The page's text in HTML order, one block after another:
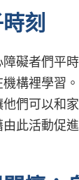
刻
礙者們平
構裡學習
們可以和
此活動促